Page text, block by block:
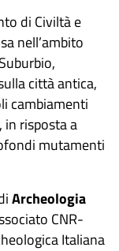
di Civiltà e
nell’ambito
città antica,
cambiamenti
in risposta a
mutamenti
Archeologia
CNR-
Italiana